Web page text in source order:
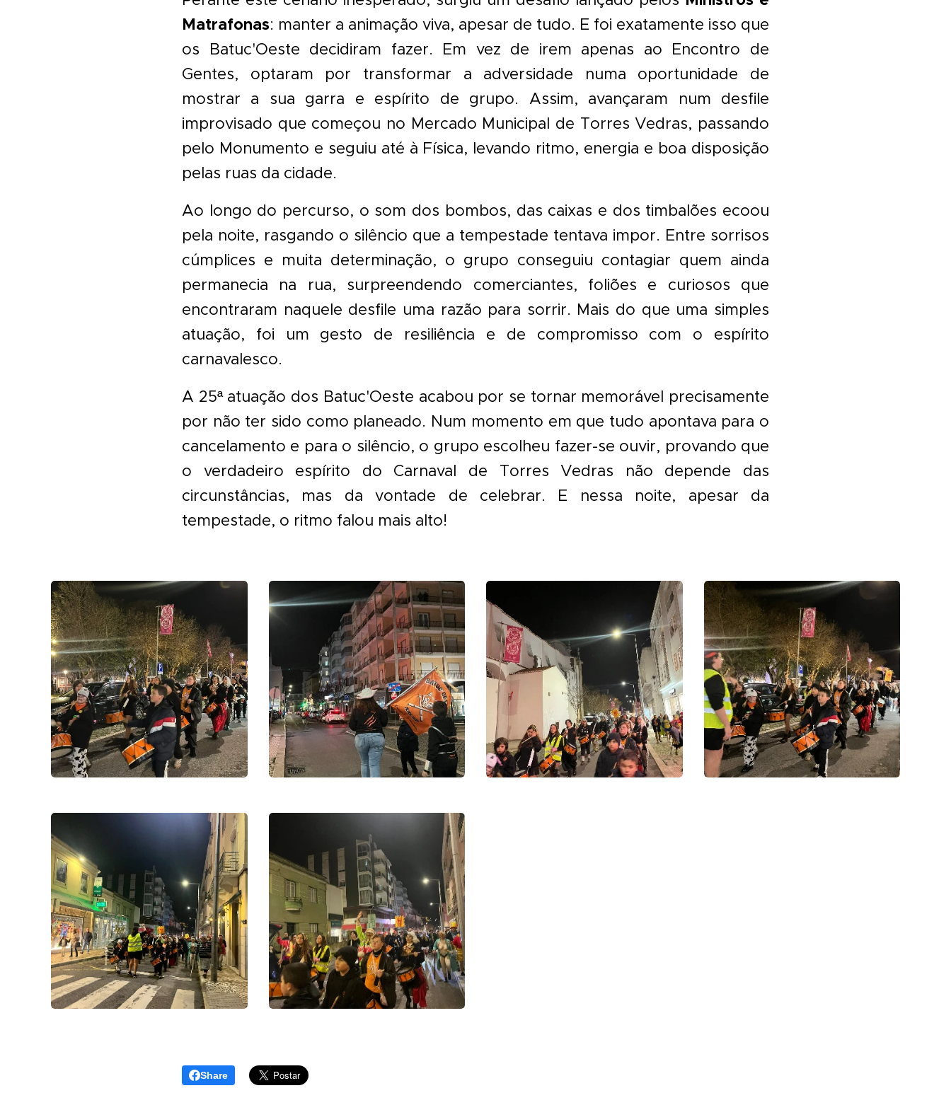
Matrafonas: manter a animação viva, apesar de tudo. E foi exatamente isso que
os Batuc'Oeste decidiram fazer. Em vez de irem apenas ao Encontro de
Gentes, optaram por transformar a adversidade numa oportunidade de
mostrar a sua garra e espírito de grupo. Assim, avançaram num desfile
improvisado que começou no Mercado Municipal de Torres Vedras, passando
pelo Monumento e seguiu até à Física, levando ritmo, energia e boa disposição
pelas ruas da cidade.
Ao longo do percurso, o som dos bombos, das caixas e dos timbalões ecoou
pela noite, rasgando o silêncio que a tempestade tentava impor. Entre sorrisos
cúmplices e muita determinação, o grupo conseguiu contagiar quem ainda
permanecia na rua, surpreendendo comerciantes, foliões e curiosos que
encontraram naquele desfile uma razão para sorrir. Mais do que uma simples
atuação, foi um gesto de resiliência e de compromisso com o espírito
carnavalesco.
A 25ª atuação dos Batuc'Oeste acabou por se tornar memorável precisamente
por não ter sido como planeado. Num momento em que tudo apontava para o
cancelamento e para o silêncio, o grupo escolheu fazer-se ouvir, provando que
o verdadeiro espírito do Carnaval de Torres Vedras não depende das
circunstâncias, mas da vontade de celebrar. E nessa noite, apesar da
tempestade, o ritmo falou mais alto!
Share